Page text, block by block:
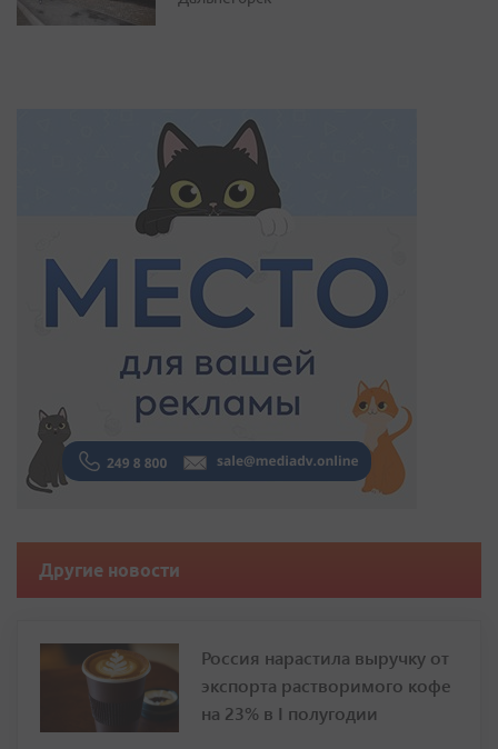
Другие новости
Россия нарастила выручку от
экспорта растворимого кофе
на 23% в I полугодии